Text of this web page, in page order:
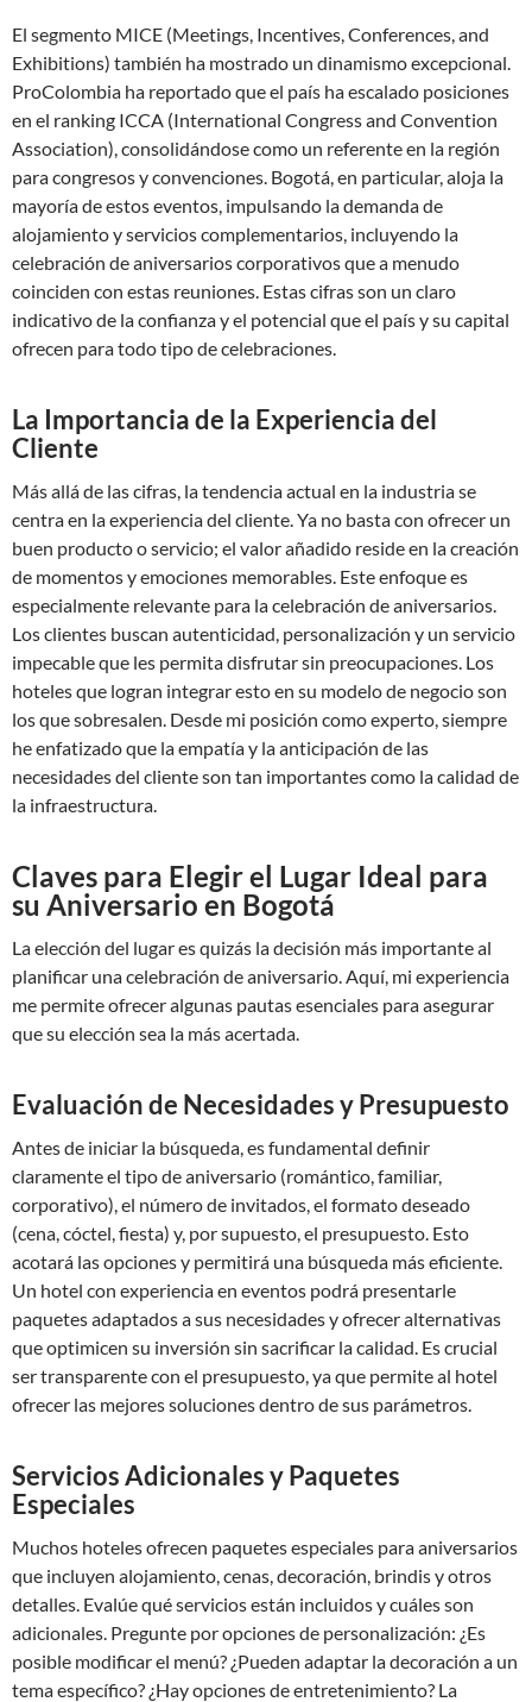
El segmento MICE (Meetings, Incentives, Conferences, and
Exhibitions) también ha mostrado un dinamismo excepcional.
ProColombia ha reportado que el país ha escalado posiciones
en el ranking ICCA (International Congress and Convention
Association), consolidándose como un referente en la región
para congresos y convenciones. Bogotá, en particular, aloja la
mayoría de estos eventos, impulsando la demanda de
alojamiento y servicios complementarios, incluyendo la
celebración de aniversarios corporativos que a menudo
coinciden con estas reuniones. Estas cifras son un claro
indicativo de la confianza y el potencial que el país y su capital
ofrecen para todo tipo de celebraciones.
La Importancia de la Experiencia del
Cliente
Más allá de las cifras, la tendencia actual en la industria se
centra en la experiencia del cliente. Ya no basta con ofrecer un
buen producto o servicio; el valor añadido reside en la creación
de momentos y emociones memorables. Este enfoque es
especialmente relevante para la celebración de aniversarios.
Los clientes buscan autenticidad, personalización y un servicio
impecable que les permita disfrutar sin preocupaciones. Los
hoteles que logran integrar esto en su modelo de negocio son
los que sobresalen. Desde mi posición como experto, siempre
he enfatizado que la empatía y la anticipación de las
necesidades del cliente son tan importantes como la calidad de
la infraestructura.
Claves para Elegir el Lugar Ideal para
su Aniversario en Bogotá
La elección del lugar es quizás la decisión más importante al
planificar una celebración de aniversario. Aquí, mi experiencia
me permite ofrecer algunas pautas esenciales para asegurar
que su elección sea la más acertada.
Evaluación de Necesidades y Presupuesto
Antes de iniciar la búsqueda, es fundamental definir
claramente el tipo de aniversario (romántico, familiar,
corporativo), el número de invitados, el formato deseado
(cena, cóctel, fiesta) y, por supuesto, el presupuesto. Esto
acotará las opciones y permitirá una búsqueda más eficiente.
Un hotel con experiencia en eventos podrá presentarle
paquetes adaptados a sus necesidades y ofrecer alternativas
que optimicen su inversión sin sacrificar la calidad. Es crucial
ser transparente con el presupuesto, ya que permite al hotel
ofrecer las mejores soluciones dentro de sus parámetros.
Servicios Adicionales y Paquetes
Especiales
Muchos hoteles ofrecen paquetes especiales para aniversarios
que incluyen alojamiento, cenas, decoración, brindis y otros
detalles. Evalúe qué servicios están incluidos y cuáles son
adicionales. Pregunte por opciones de personalización: ¿Es
posible modificar el menú? ¿Pueden adaptar la decoración a un
tema específico? ¿Hay opciones de entretenimiento? La